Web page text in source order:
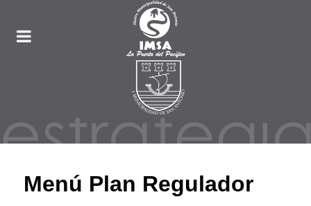
Menú Plan Regulador